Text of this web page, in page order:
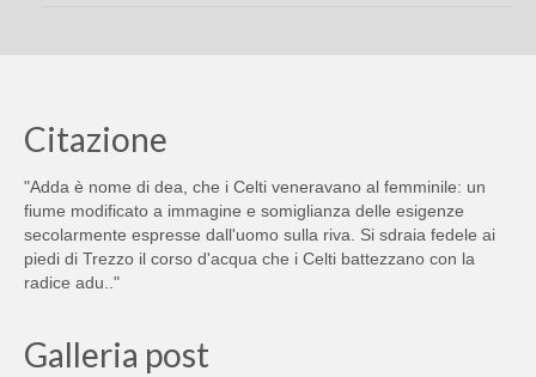
Citazione
"Adda è nome di dea, che i Celti veneravano al femminile: un
fiume modificato a immagine e somiglianza delle esigenze
secolarmente espresse dall'uomo sulla riva. Si sdraia fedele ai
piedi di Trezzo il corso d'acqua che i Celti battezzano con la
radice adu.."
Galleria post